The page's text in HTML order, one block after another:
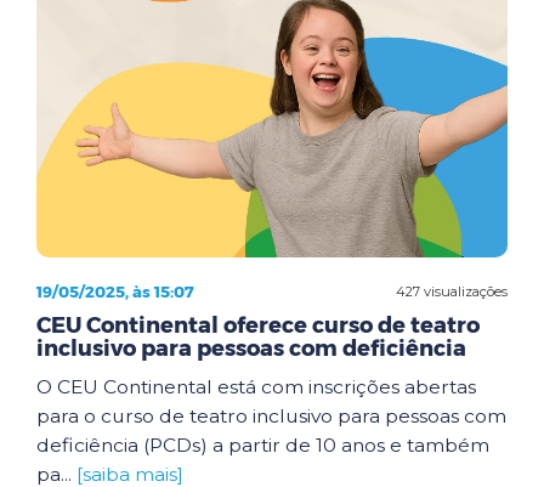
427 visualizações
19/05/2025, às 15:07
CEU Continental oferece curso de teatro
inclusivo para pessoas com deficiência
O CEU Continental está com inscrições abertas
para o curso de teatro inclusivo para pessoas com
deficiência (PCDs) a partir de 10 anos e também
pa... [saiba mais]